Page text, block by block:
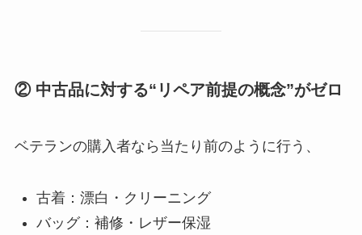
② 中古品に対する“リペア前提の概念”がゼロ
ベテランの購入者なら当たり前のように行う、
古着：漂白・クリーニング
バッグ：補修・レザー保湿